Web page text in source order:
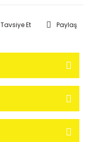
Tavsiye Et Paylaş